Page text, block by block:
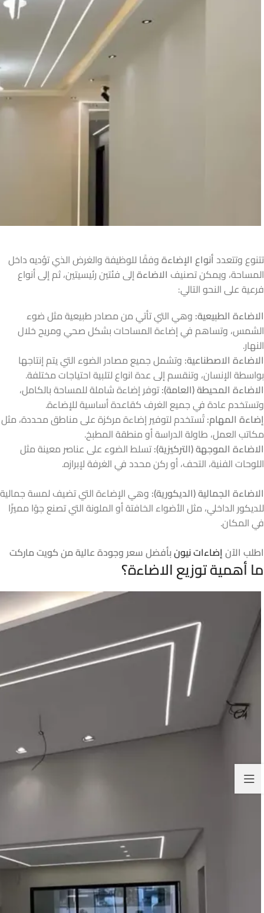
تتنوع وتتعددأنواع الإضاءةوفقًا للوظيفة والغرض الذي تؤديه داخل
المساحة، ويمكن تصنيف الاضاءةإلى فئتين رئيسيتين، ثم إلى أنواع
فرعية على النحو التالي:
الاضاءة الطبيعية: وهي التي تأتي من مصادر طبيعية مثل ضوء
الشمس، وتساهم في إضاءة المساحات بشكل صحي ومريح خلال
النهار.
الاضاءة الاصطناعية: وتشمل جميع مصادر الضوء التي يتم إنتاجها
بواسطة الإنسان، وتنقسم إلى عدة انواع لتلبية احتياجات مختلفة.
الاضاءة المحيطة (العامة):توفر إضاءة شاملة للمساحة بالكامل،
وتستخدم عادة في جميع الغرف كقاعدة أساسية للإضاءة.
إضاءة المهام:تُستخدم لتوفير إضاءة مركزة على مناطق محددة، مثل
مكاتب العمل، طاولة الدراسة أو منطقة المطبخ.
الاضاءة الموجهة (التركيزية):تسلط الضوء على عناصر معينة مثل
اللوحات الفنية، التحف، أو ركن محدد في الغرفة لإبرازه.
الاضاءة الجمالية (الديكورية): وهي الإضاءة التي تضيف لمسة جمالية
للديكور الداخلي، مثل الأضواء الخافتة أو الملونة التي تصنع جوًا مميزًا
في المكان.
اطلب الآنإضاءات نيونبأفضل سعر وجودة عالية من كويت ماركت
ما أهمية توزيع الاضاءة؟